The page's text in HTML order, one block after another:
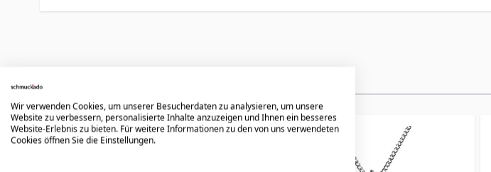
Press to skip carousel
Wir verwenden Cookies, um unserer Besucherdaten zu analysieren, um unsere
Website zu verbessern, personalisierte Inhalte anzuzeigen und Ihnen ein besseres
Website-Erlebnis zu bieten. Für weitere Informationen zu den von uns verwendeten
Cookies öffnen Sie die Einstellungen.